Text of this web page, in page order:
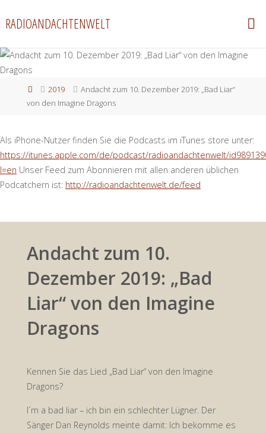
Inhalt
RADIOANDACHTENWELT
Start2019
Andacht zum 10. Dezember 2019: „Bad Liar“
von den Imagine Dragons
Als iPhone-Nutzer finden Sie die Podcasts im iTunes store unter:
https://itunes.apple.com/de/podcast/radioandachtenwelt/
l=en Unser Feed zum Abonnieren mit allen anderen üblichen
Podcatchern ist: http://radioandachtenwelt.de/feed
Andacht zum 10.
Dezember 2019: „Bad
Liar“ von den Imagine
Dragons
Kennen Sie das Lied „Bad Liar“ von den Imagine
Dragons?
I´m a bad liar – ich bin ein schlechter Lügner. Der
Sänger Dan Reynolds meinte damit: Ich bekomme es